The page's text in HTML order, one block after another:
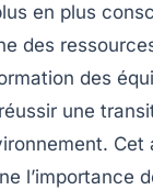
en plus
des
des
une
l’importance